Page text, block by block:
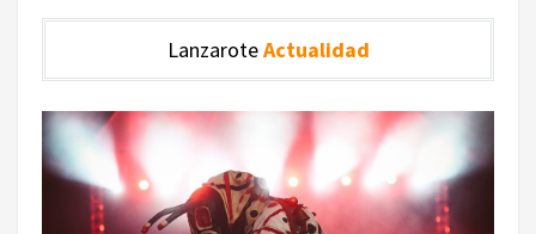
LanzaroteActualidad